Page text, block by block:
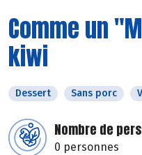
Comme un
kiwi
Dessert Sans porc
Nombre de
0 personnes